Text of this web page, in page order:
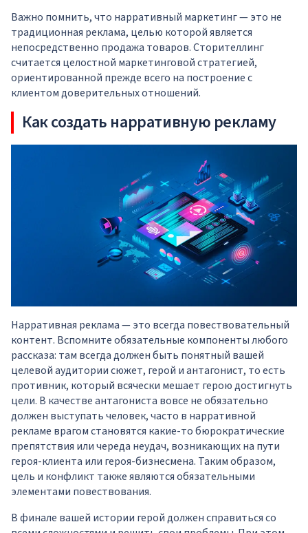
Важно помнить, что нарративный маркетинг — это не
традиционная реклама, целью которой является
непосредственно продажа товаров. Сторителлинг
считается целостной маркетинговой стратегией,
ориентированной прежде всего на построение с
клиентом доверительных отношений.
Как создать нарративную рекламу
Нарративная реклама — это всегда повествовательный
контент. Вспомните обязательные компоненты любого
рассказа: там всегда должен быть понятный вашей
целевой аудитории сюжет, герой и антагонист, то есть
противник, который всячески мешает герою достигнуть
цели. В качестве антагониста вовсе не обязательно
должен выступать человек, часто в нарративной
рекламе врагом становятся какие-то бюрократические
препятствия или череда неудач, возникающих на пути
героя-клиента или героя-бизнесмена. Таким образом,
цель и конфликт также являются обязательными
элементами повествования.
В финале вашей истории герой должен справиться со